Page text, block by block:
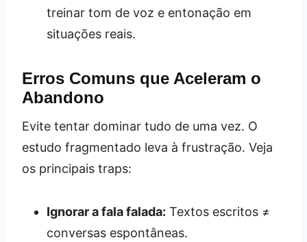
treinar tom de voz e entonação em
situações reais.
Erros Comuns que Aceleram o
Abandono
Evite tentar dominar tudo de uma vez. O
estudo fragmentado leva à frustração. Veja
os principais traps:
Ignorar a fala falada: Textos escritos ≠
conversas espontâneas.